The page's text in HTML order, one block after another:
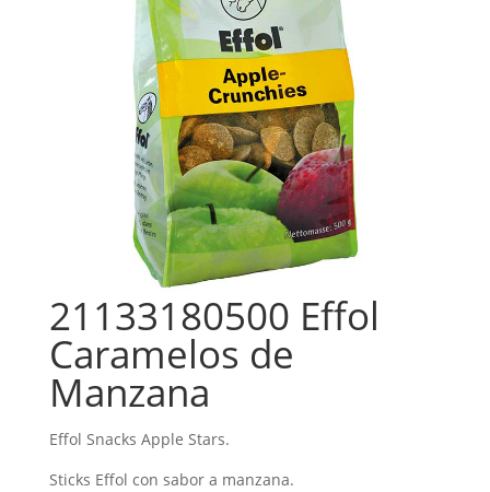
21133180500 Effol
Caramelos de
Manzana
Effol Snacks Apple Stars.
Sticks Effol con sabor a manzana.